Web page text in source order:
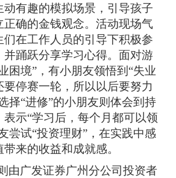
动有趣的模拟场景，引导孩子
正确的金钱观念。活动现场气
们在工作人员的引导下积极参
并踊跃分享学习心得。面对游
困境”，有小朋友领悟到“失业
停赛一轮，所以以后要努力
择“进修”的小朋友则体会到持
示“学习后，每个月都可以领
尝试“投资理财”，在实践中感
来的收益和成就感。
广发证券广州分公司投资者